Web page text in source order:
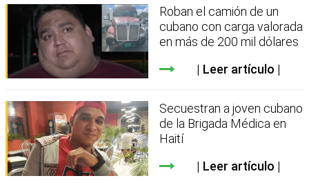
Roban el camión de un
cubano con carga valorada
en más de 200 mil dólares
Leer artículo
Secuestran a joven cubano
de la Brigada Médica en
Haití
Leer artículo